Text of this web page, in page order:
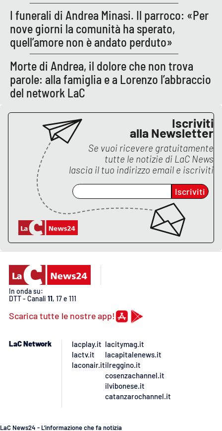
APP
Android
Apple
I funerali di Andrea Minasi. Il parroco: «Per
nove giorni la comunità ha sperato,
quell’amore non è andato perduto»
Morte di Andrea, il dolore che non trova
parole: alla famiglia e a Lorenzo l’abbraccio
del network LaC
Iscriviti
alla Newsletter
Se vuoi ricevere gratuitamente
tutte le notizie di LaC News
lascia il tuo indirizzo email e iscriviti
Iscriviti
In onda su:
DTT - Canali 11, 17 e 111
Scarica tutte le nostre app!
LaC Network
lacplay.it
lactv.it
laconair.it
lacitymag.it
lacapitalenews.it
ilreggino.it
cosenzachannel.it
ilvibonese.it
catanzarochannel.it
LaC News24 - L’informazione che fa notizia